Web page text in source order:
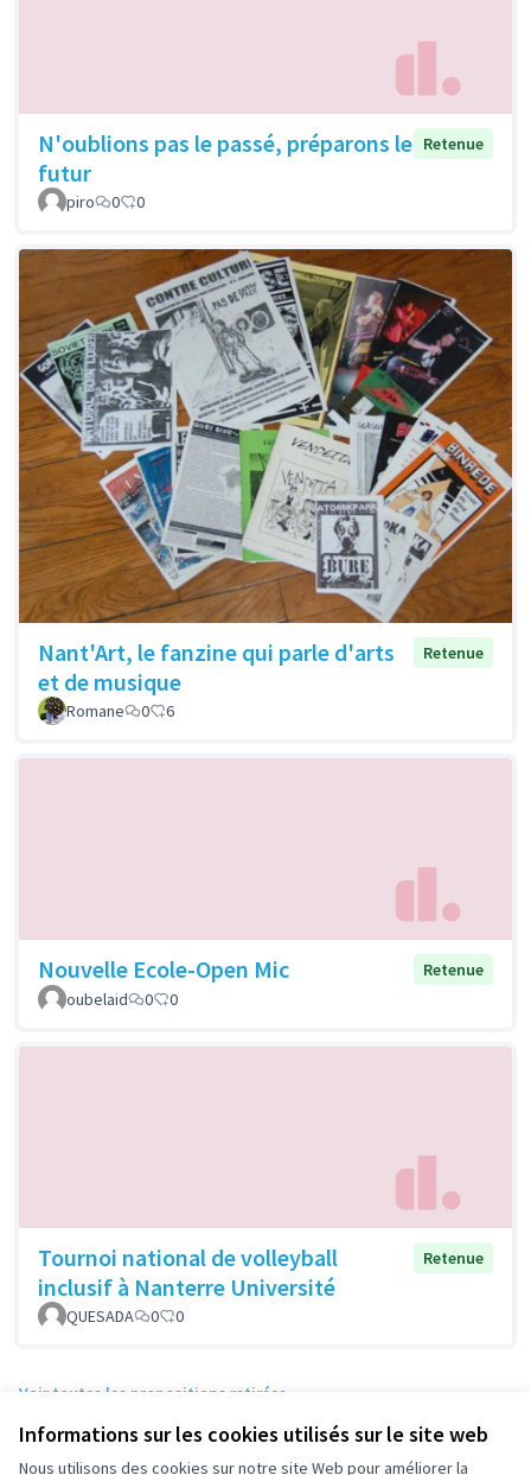
Informations sur les cookies utilisés sur le site web
Nous utilisons des cookies sur notre site Web pour améliorer la
N'oublions pas le passé, préparons le
futur
Retenue
piro 0 0
Nant'Art, le fanzine qui parle d'arts
et de musique
Retenue
Romane 0 6
Nouvelle Ecole-Open Mic
Retenue
oubelaid
0 0
Tournoi national de volleyball
inclusif à Nanterre Université
Retenue
QUESADA 0 0
Voir toutes les propositions retirées